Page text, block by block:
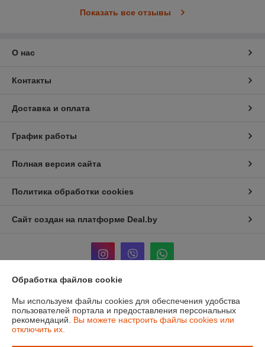
Показать все отзывы
О нас
Контакты
Доставка и оплата
График работы
Полная версия сайта
Политика обработки cookies
Сайт создан на платформе Deal.by
Информация для покупателя
Юридическое лицо:ЧТУП «Мечты Киры»
220024, г. Минск, ул. Асаналиева, д.42
Регистрационный номер ЕГР: 191512959
Обработка файлов cookie
Мы используем файлы cookies для обеспечения удобства
пользователей портала и предоставления персональных
рекомендаций. Вы можете настроить файлы cookies или
отключить их.